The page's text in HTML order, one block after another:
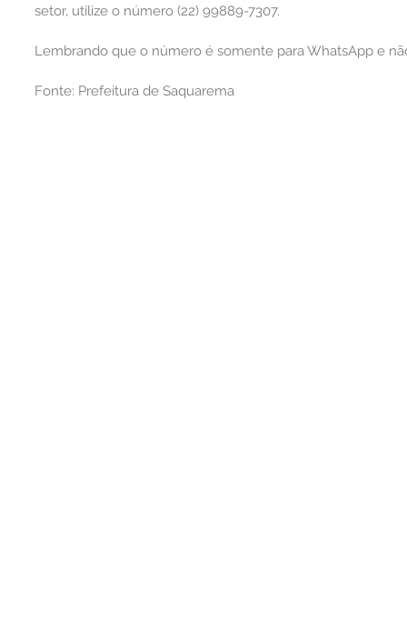
setor, utilize o número (22) 99889-7307.
Lembrando que o número é somente para WhatsApp e
Fonte: Prefeitura de Saquarema